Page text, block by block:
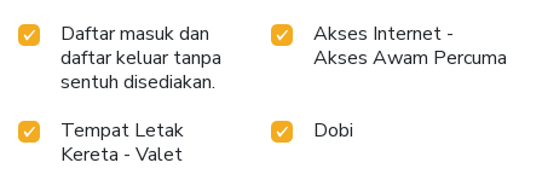
Daftar masuk dan
daftar keluar tanpa
sentuh disediakan.
Akses Internet -
Akses Awam Percuma
Tempat Letak
Kereta - Valet
Dobi